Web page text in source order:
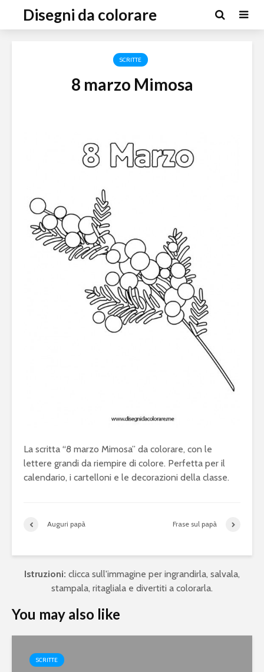
Disegni da colorare
SCRITTE
8 marzo Mimosa
La scritta “8 marzo Mimosa” da colorare, con le
lettere grandi da riempire di colore. Perfetta per il
calendario, i cartelloni e le decorazioni della classe.
Auguri papà Frase sul papà
Istruzioni: clicca sull'immagine per ingrandirla, salvala,
stampala, ritagliala e divertiti a colorarla.
You may also like
SCRITTE